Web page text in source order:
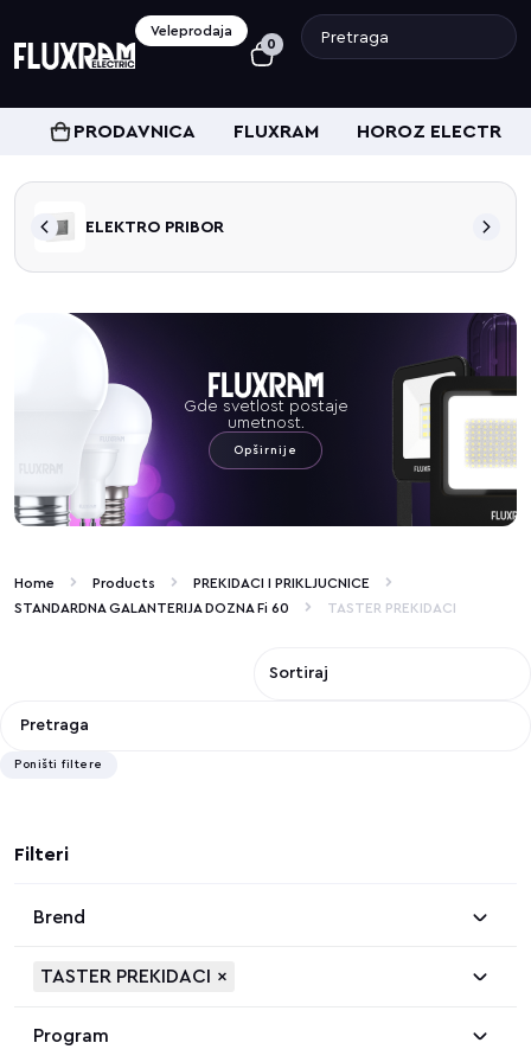
Veleprodaja
0
PRODAVNICA FLUXRAM HOROZ ELECTRIC
ELEKTRO PRIBOR
Gde svetlost postaje
umetnost.
Opširnije
Home Products
PREKIDACI I PRIKLJUCNICE
STANDARDNA GALANTERIJA DOZNA Fi 60
TASTER PREKIDACI
Poništi filtere
Filteri
Brend
TASTER PREKIDACI ×
Program